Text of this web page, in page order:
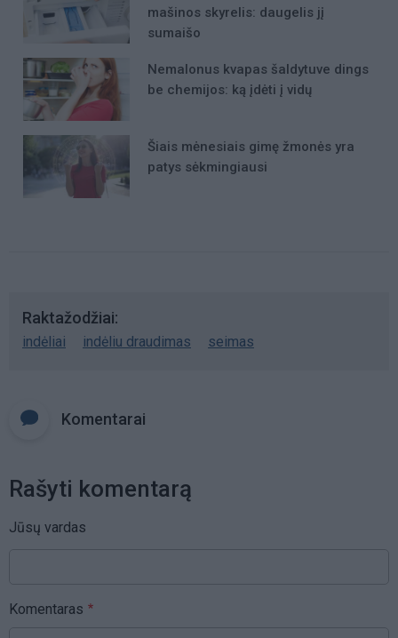
mašinos skyrelis: daugelis jį
sumaišo
Nemalonus kvapas šaldytuve dings
be chemijos: ką įdėti į vidų
Šiais mėnesiais gimę žmonės yra
patys sėkmingiausi
Raktažodžiai
indėliai indėliu draudimas seimas
Komentarai
Rašyti komentarą
Jūsų vardas
Komentaras